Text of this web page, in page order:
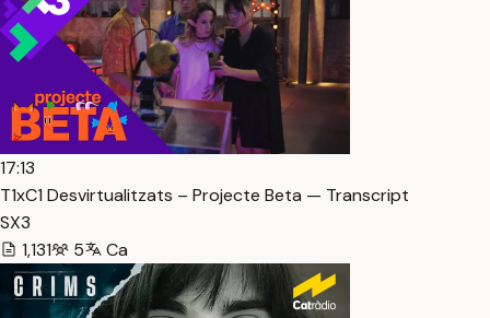
17:13
T1xC1 Desvirtualitzats – Projecte Beta — Transcript
SX3
1,131
5 Ca